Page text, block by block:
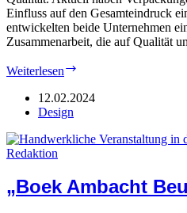
Einfluss auf den Gesamteindruck
entwickelten beide Unternehmen
Zusammenarbeit, die auf Qualität
Weiterlesen
Kooperation
12.02.2024
Design
„Boek Ambacht